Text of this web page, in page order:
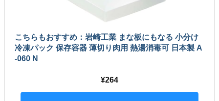
こちらもおすすめ：岩崎工業 まな板にもなる 小分け
冷凍パック 保存容器 薄切り肉用 熱湯消毒可 日本製 A
-060 N
264